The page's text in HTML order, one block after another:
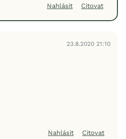
Nahlásit Citovat
23.8.2020 21:10
Nahlásit Citovat